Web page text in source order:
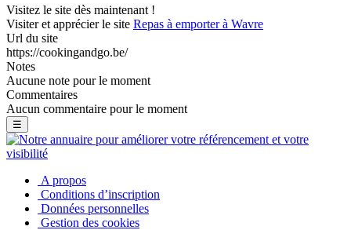
Visitez le site dès maintenant !
Visiter et apprécier le site Repas à emporter à Wavre
Url du site
https://cookingandgo.be/
Notes
Aucune note pour le moment
Commentaires
Aucun commentaire pour le moment
☰
A propos
Conditions d’inscription
Données personnelles
Gestion des cookies